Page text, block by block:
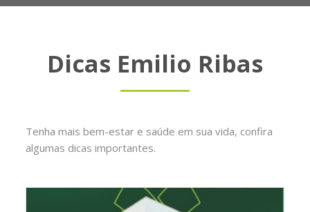
Dicas Emilio Ribas
Tenha mais bem-estar e saúde em sua vida, confira
algumas dicas importantes.